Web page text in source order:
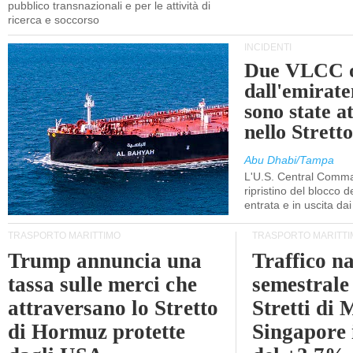
pubblico transnazionali e per le attività di
ricerca e soccorso
INCIDENTI
Due VLCC
sono state
nello
Abu Dhabi/Tampa
L'U.S. Central
ripristino del blocco
entrata e in uscita
TRASPORTO MARITTIMO
Trump annuncia una
tassa sulle merci che
attraversano lo Stretto
di Hormuz protette
TRASPORTO
Traffico
Stretti di